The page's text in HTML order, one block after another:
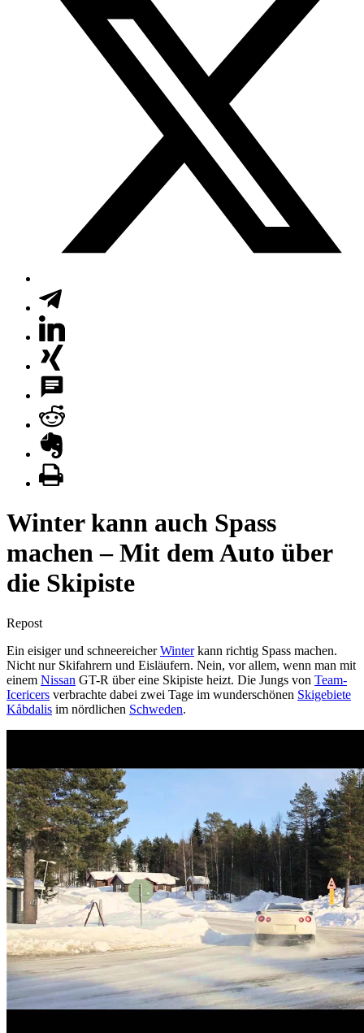
Winter kann auch Spass
machen – Mit dem Auto über
die Skipiste
Repost
Ein eisiger und schneereicherWinterkann richtig Spass machen.
Nicht nur Skifahrern und Eisläufern. Nein, vor allem, wenn man mit
einem Nissan GT-R über eine Skipiste heizt. Die Jungs von Team-
Icericers verbrachte dabei zwei Tage im wunderschönen Skigebiete
Kåbdalis im nördlichen Schweden.